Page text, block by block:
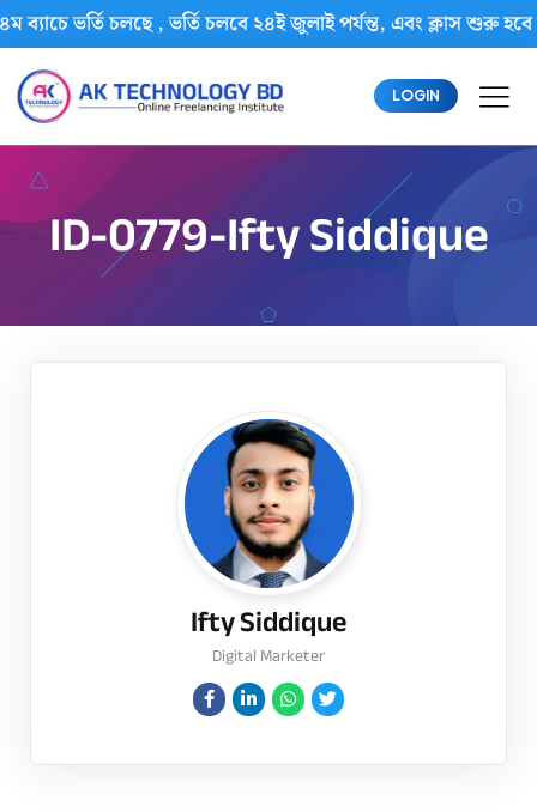
ব্যাচে ভর্তি চলছে , ভর্তি চলবে ২৪ই জুলাই পর্যন্ত, এবং ক্লাস শুরু
LOGIN
ID-0779-Ifty Siddique
Ifty Siddique
Digital Marketer